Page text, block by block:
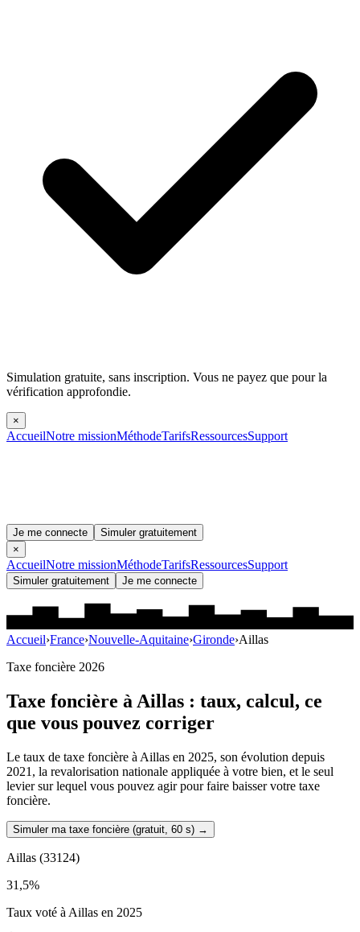
Simulation gratuite, sans inscription. Vous ne payez que pour la
vérification approfondie.
×
AccueilNotre missionMéthodeTarifsRessourcesSupport
Je me connecte
Simuler gratuitement
×
AccueilNotre missionMéthodeTarifsRessourcesSupport
Simuler gratuitement Je me connecte
Accueil›France›Nouvelle-Aquitaine›Gironde›Aillas
Taxe foncière 2026
Taxe foncière àAillas : taux, calcul, ce
que vous pouvez corriger
Le taux de taxe foncière à Aillas en 2025, son évolution depuis
2021, la revalorisation nationale appliquée à votre bien, et le seul
levier sur lequel vous pouvez agir pour faire baisser votre taxe
foncière.
Simuler ma taxe foncière (gratuit, 60 s) →
Aillas (33124)
31,5%
Taux voté à Aillas en 2025